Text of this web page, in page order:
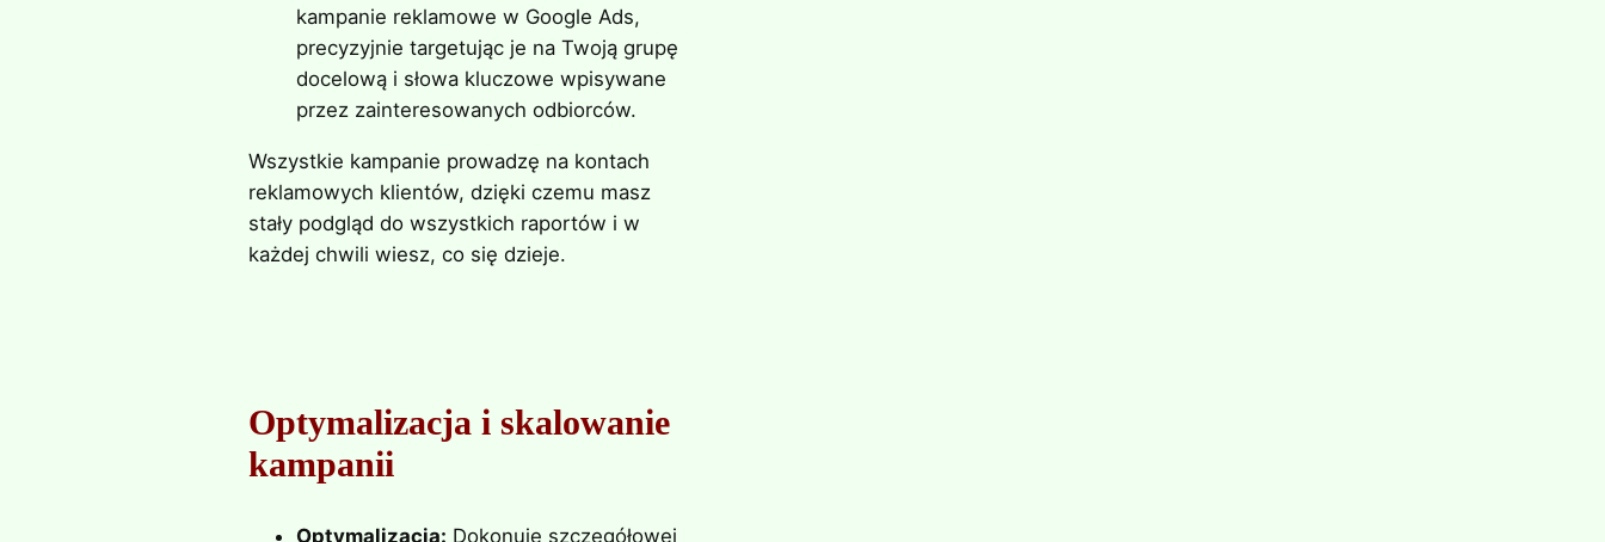
kampanie reklamowe w Google Ads,
precyzyjnie targetując je na Twoją grupę
docelową i słowa kluczowe wpisywane
przez zainteresowanych odbiorców.
Wszystkie kampanie prowadzę na kontach
reklamowych klientów, dzięki czemu masz
stały podgląd do wszystkich raportów i w
każdej chwili wiesz, co się dzieje.
Optymalizacja i skalowanie
kampanii
Optymalizacja: Dokonuję szczegółowej